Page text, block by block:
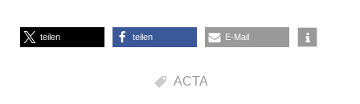
teilen teilen E-Mail
ACTA